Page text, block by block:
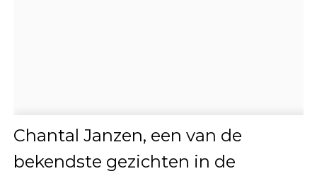
Chantal Janzen, een van de
bekendste gezichten in de